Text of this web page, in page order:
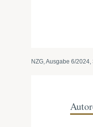
NZG, Ausgabe 6/2024,